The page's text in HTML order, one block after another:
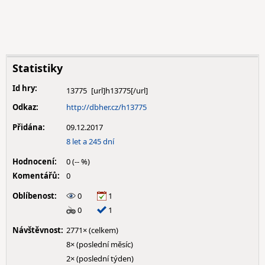
Statistiky
Id hry:
13775
Odkaz:
http://dbher.cz/h13775
Přidána:
09.12.2017
8 let a 245 dní
Hodnocení:
0 (-- %)
Komentářů:
0
Oblíbenost:
0
1
0
1
Návštěvnost: 2771× (celkem)
8× (poslední měsíc)
2× (poslední týden)